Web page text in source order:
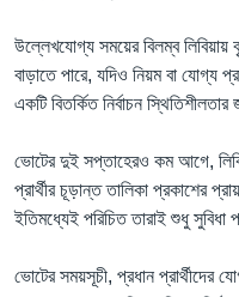
উল্লেখযোগ্য সময়ের বিলম্ব লিবিয়ায়
বাড়াতে পারে, যদিও নিয়ম বা যোগ্য
একটি বিতর্কিত নির্বাচন
ভোটের দুই সপ্তাহেরও কম আগে,
প্রার্থীর চূড়ান্ত তালিকা প্রকাশের
ইতিমধ্যেই পরিচিত তারাই শুধু সুবিধা
ভোটের সময়সূচী, প্রধান প্রার্থীদের